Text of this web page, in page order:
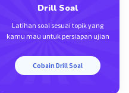
banyak elemen listrik
tersebut.
0,2 ampere.
0,2 ampere.
0,2 ampere.
Drill Soal
Latihan soal sesuai topik yang
kamu mau untuk persiapan ujian
Cobain Drill Soal